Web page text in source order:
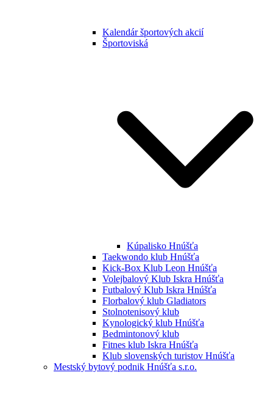
Kalendár športových akcií
Športoviská
Kúpalisko Hnúšťa
Taekwondo klub Hnúšťa
Kick-Box Klub Leon Hnúšťa
Volejbalový Klub Iskra Hnúšťa
Futbalový Klub Iskra Hnúšťa
Florbalový klub Gladiators
Stolnotenisový klub
Kynologický klub Hnúšťa
Bedmintonový klub
Fitnes klub Iskra Hnúšťa
Klub slovenských turistov Hnúšťa
Mestský bytový podnik Hnúšťa s.r.o.